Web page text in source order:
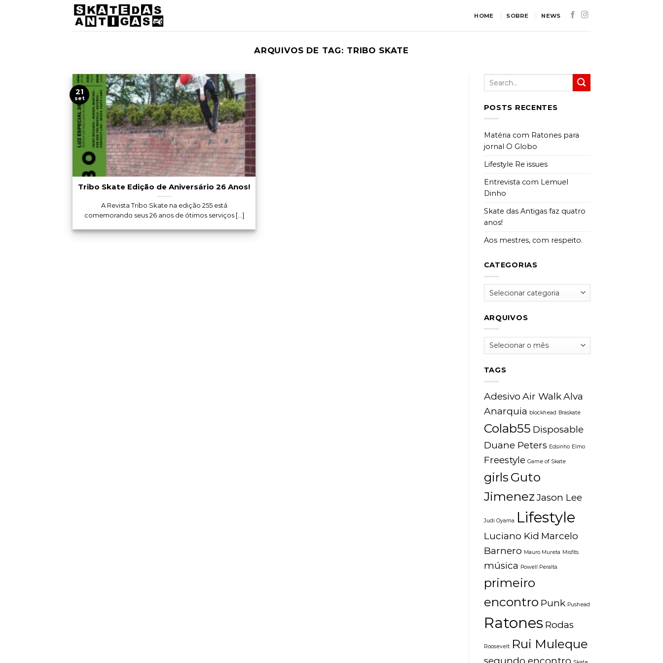
HOME SOBRE NEWS
ARQUIVOS DE TAG: TRIBO SKATE
Tribo Skate Edição de Aniversário 26 Anos!
A Revista Tribo Skate na edição 255 está
comemorando seus 26 anos de ótimos serviços [...]
21
set
POSTS RECENTES
Matéria com Ratones para
jornal O Globo
Lifestyle Re issues
Entrevista com Lemuel
Dinho
Skate das Antigas faz quatro
anos!
Aos mestres, com respeito.
CATEGORIAS
Categorias
ARQUIVOS
Arquivos
TAGS
Adesivo Air WalkAlva
Anarquia blockhead Braskate
Colab55 Disposable
Duane Peters Edsinho Elmo
Freestyle Game of Skate
girls Guto
JimenezJason Lee
Judi Oyama Lifestyle
Luciano Kid Marcelo
Barnero Mauro Mureta Misfits
música Powell Peralta
primeiro
encontro Punk Pushead
Ratones Rodas
Roosevelt Rui Muleque